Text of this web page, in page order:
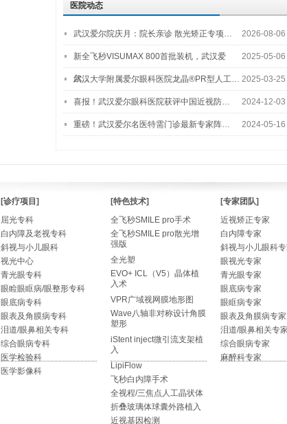
医院动态
武汉爱尔院庆月：院长亲诊 散光矫正专项… 2026-08-06
新全飞秒VISUMAX 800首批装机，武汉爱
尔…
2025-05-06
武汉大学附属爱尔眼科医院龙晶®PR型人工… 2025-03-25
喜报！武汉爱尔眼科医院获评中国近视防… 2024-12-03
重磅！武汉爱尔名医特需门诊最新专家阵… 2024-05-16
[诊疗项目]
屈光专科
白内障及老视专科
斜视与小儿眼科
视光中心
青光眼专科
眼睑眼眶病/眼整形专科
眼底病专科
眼表及角膜病专科
泪道/眼鼻相关专科
综合眼病专科
医学检验科
医学影像科
[特色技术]
全飞秒SMILE pro手术
全飞秒SMILE pro散光增
强版
全光塑
EVO+ ICL（V5）晶体植
入术
VPR广域视网膜地形图
Wave八轴非对称设计角膜
塑形
iStent inject微引流支架植
入
LipiFlow
飞秒白内障手术
全视程/三焦点人工晶状体
折叠玻璃体球囊外路植入
近视基因检测
[专家团队]
近视矫正专家
白内障专家
斜视与小儿眼科
眼视光专家
青光眼专家
眼底病专家
眼眶病专家
眼表及角膜病专家
泪道/眼鼻相关专家
综合眼病专家
麻醉科专家